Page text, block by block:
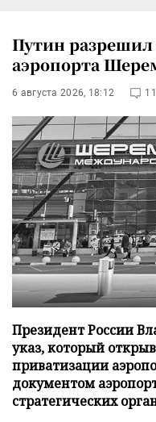
Путин
аэропорта
6 августа 2026, 18:12 11
Президент России
указ, который
приватизации
документом
стратегических